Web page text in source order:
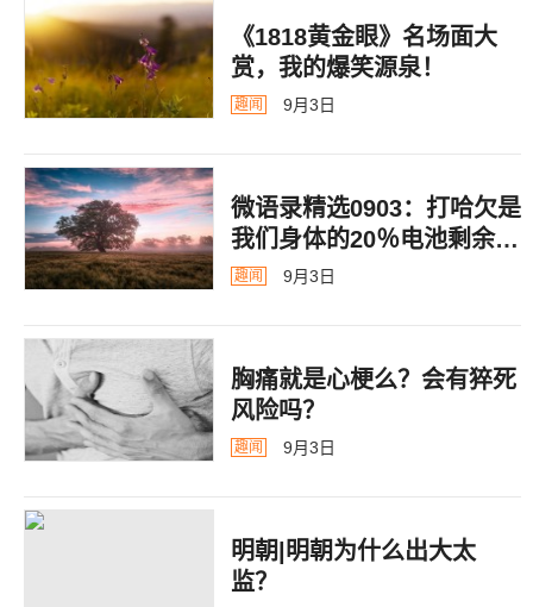
《1818黄金眼》名场面大
赏，我的爆笑源泉！
趣闻 9月3日
微语录精选0903：打哈欠是
我们身体的20％电池剩余警
告
趣闻 9月3日
胸痛就是心梗么？会有猝死
风险吗？
趣闻 9月3日
明朝|明朝为什么出大太
监？ ​​​